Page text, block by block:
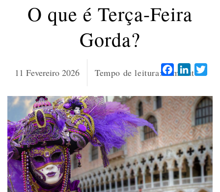
O que é Terça-Feira
Gorda?
11 Fevereiro 2026 Tempo de leitura: 7 minutos
Facebook